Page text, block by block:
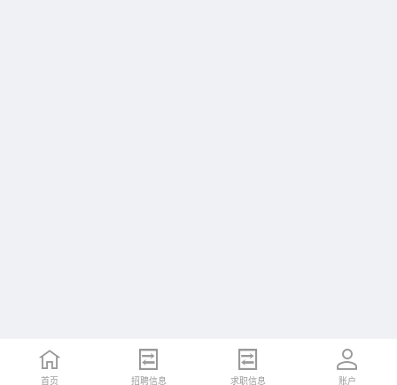
首页 招聘信息 求职信息 账户